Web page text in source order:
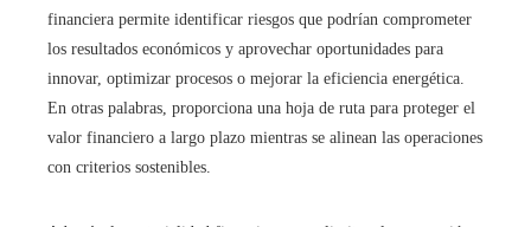
financiera permite identificar riesgos que podrían comprometer
los resultados económicos y aprovechar oportunidades para
innovar, optimizar procesos o mejorar la eficiencia energética.
En otras palabras, proporciona una hoja de ruta para proteger el
valor financiero a largo plazo mientras se alinean las operaciones
con criterios sostenibles.